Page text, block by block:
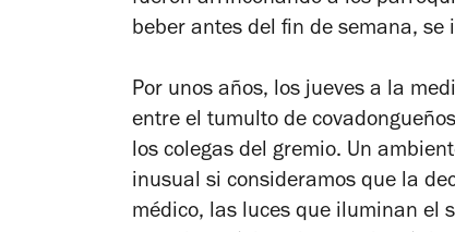
beber antes del fin de semana, se
Por unos años, los jueves a la
entre el tumulto de
los colegas del gremio. Un
inusual si consideramos que la
médico, las luces que iluminan el